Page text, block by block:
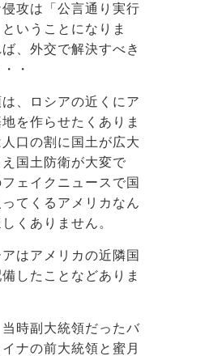
攻は「公言通り実行
いうことになりま
、外交で解決すべき
・
、ロシアの近くにア
を作らせたくありま
口の割に国土が広大
国土防衛が大変で
ェイクニュースで国
てくるアメリカなん
くありません。
はアメリカの近隣国
したことなどありま
時副大統領だったバ
ナの前大統領と蜜月